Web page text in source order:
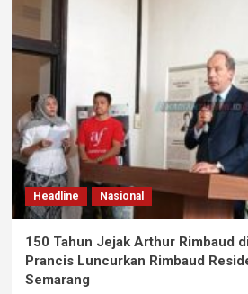
Headline Nasional
150 Tahun Jejak Arthur Rimbaud
Prancis Luncurkan Rimbaud
Semarang